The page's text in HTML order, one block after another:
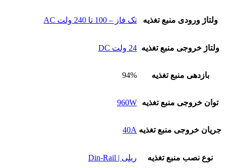
ولتاژ ورودی منبع تغذیه تک فاز – 100 تا 240 ولت AC
ولتاژ خروجی منبع تغذیه 24 ولت DC
بازدهی منبع تغذیه 94%
توان خروجی منبع تغذیه 960W
جریان خروجی منبع تغذیه 40A
نوع نصب منبع تغذیه ریلی | Din-Rail